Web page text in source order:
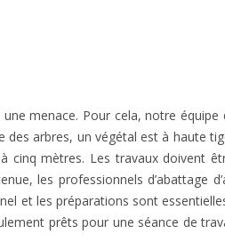
menace. Pour cela, notre équipe
arbres, un végétal est à haute
mètres. Les travaux doivent
les professionnels d’abattage
et les préparations sont
prêts pour une séance de